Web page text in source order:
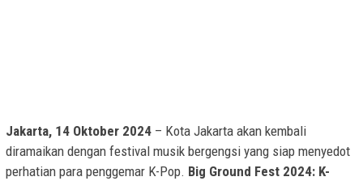
Jakarta, 14 Oktober 2024 – Kota Jakarta akan kembali
diramaikan dengan festival musik bergengsi yang siap menyedot
perhatian para penggemar K-Pop. Big Ground Fest 2024: K-